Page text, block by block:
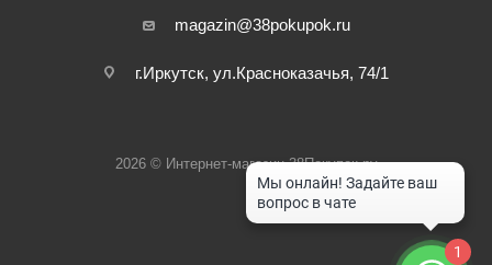
magazin@38pokupok.ru
г.Иркутск, ул.Красноказачья, 74/1
2026 © Интернет-магазин 38Покупок.ру
1